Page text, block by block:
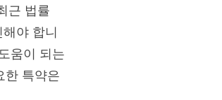
근 법률
야 합니
움이 되는
한 특약은